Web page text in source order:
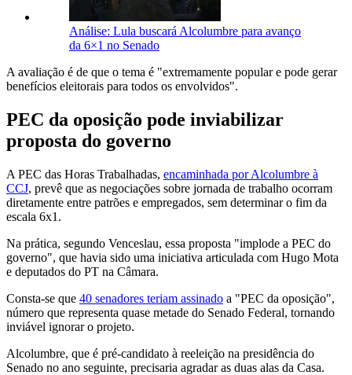
Análise: Lula buscará Alcolumbre para avanço
da 6×1 no Senado
A avaliação é de que o tema é "extremamente popular e pode gerar
benefícios eleitorais para todos os envolvidos".
PEC da oposição pode inviabilizar
proposta do governo
A PEC das Horas Trabalhadas, encaminhada por Alcolumbre à
CCJ, prevê que as negociações sobre jornada de trabalho ocorram
diretamente entre patrões e empregados, sem determinar o fim da
escala 6x1.
Na prática, segundo Venceslau, essa proposta "implode a PEC do
governo", que havia sido uma iniciativa articulada com Hugo Mota
e deputados do PT na Câmara.
Consta-se que 40 senadores teriam assinado a "PEC da oposição",
número que representa quase metade do Senado Federal, tornando
inviável ignorar o projeto.
Alcolumbre, que é pré-candidato à reeleição na presidência do
Senado no ano seguinte, precisaria agradar as duas alas da Casa.